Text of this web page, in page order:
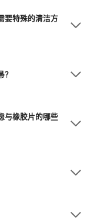
要特殊的清洁方
与橡胶片的哪些